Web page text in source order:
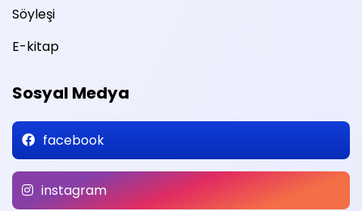
Söyleşi
E-kitap
Sosyal Medya
facebook
instagram